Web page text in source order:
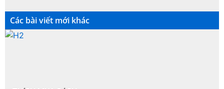
Các bài viết mới khác